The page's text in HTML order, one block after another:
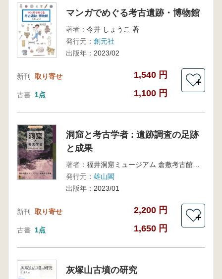
マンガでめぐる考古遺跡・博物館
著者： 今井 しょうこ 著
発行元： 創元社
出版年： 2023/02
新刊 取り寄せ 1,540 円
古書 1点 1,100 円
＋
洞窟と考古学者 : 遺跡調査の足跡
と成果
著者：
福井洞窟ミュージアム 倉敷考古館 編集
発行元： 雄山閣
出版年： 2023/01
新刊 取り寄せ 2,200 円
古書 1点 1,650 円
＋
灰塚山古墳の研究